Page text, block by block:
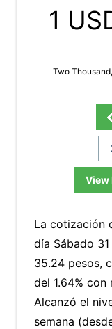
1
Two
View
La cotización
día Sábado
35.24 pesos,
del 1.64%
Alcanzó el
semana